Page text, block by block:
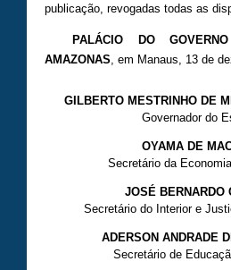
publicação, revogadas todas as
PALÁCIO DO
AMAZONAS , em Manaus, 13 de
GILBERTO MESTRINHO DE
Governador do
OYAMA DE
Secretário da
JOSÉ BERNARDO
Secretário do Interior e
ADERSON ANDRADE
Secretário de